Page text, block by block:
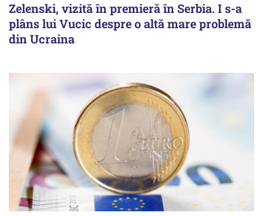
Zelenski, vizită în premieră în Serbia. I s-a
plâns lui Vucic despre o altă mare problemă
din Ucraina